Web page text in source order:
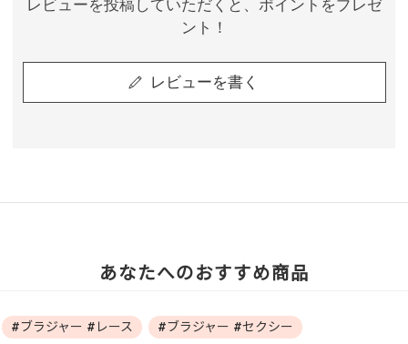
レビューを投稿していただくと、ポイントをプレゼ
ント！
レビューを書く
あなたへのおすすめ商品
#ブラジャー #レース
#ブラジャー #セクシー